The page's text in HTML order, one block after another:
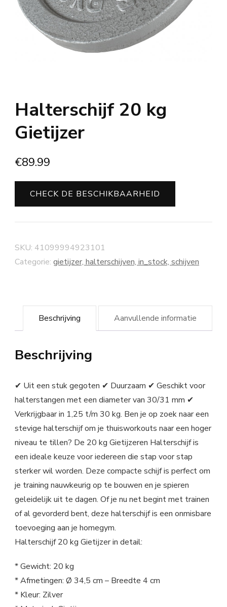
Halterschijf 20 kg
Gietijzer
€89.99
CHECK DE BESCHIKBAARHEID
SKU: 41099994923101
Categorie: gietijzer, halterschijven, in_stock, schijven
Beschrijving Aanvullende informatie
Beschrijving
✔ Uit een stuk gegoten ✔ Duurzaam ✔ Geschikt voor
halterstangen met een diameter van 30/31 mm ✔
Verkrijgbaar in 1,25 t/m 30 kg. Ben je op zoek naar een
stevige halterschijf om je thuisworkouts naar een hoger
niveau te tillen? De 20 kg Gietijzeren Halterschijf is
een ideale keuze voor iedereen die stap voor stap
sterker wil worden. Deze compacte schijf is perfect om
je training nauwkeurig op te bouwen en je spieren
geleidelijk uit te dagen. Of je nu net begint met trainen
of al gevorderd bent, deze halterschijf is een onmisbare
toevoeging aan je homegym.
Halterschijf 20 kg Gietijzer in detail:
* Gewicht: 20 kg
* Afmetingen: Ø 34,5 cm – Breedte 4 cm
* Kleur: Zilver